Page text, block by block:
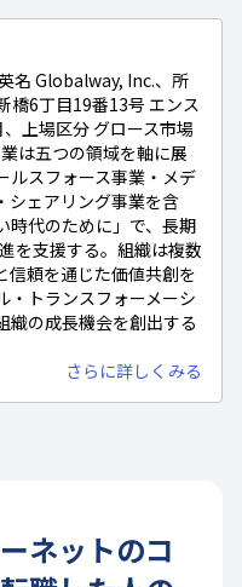
名 Globalway, Inc.、所
橋6丁目19番13号 エンス
上場区分 グロース市場
は五つの領域を軸に展
ルスフォース事業・メデ
シェアリング事業を含
時代のために」で、長期
を支援する。組織は複数
信頼を通じた価値共創を
・トランスフォーメーシ
織の成長機会を創出する
さらに詳しくみる
ネットのコ